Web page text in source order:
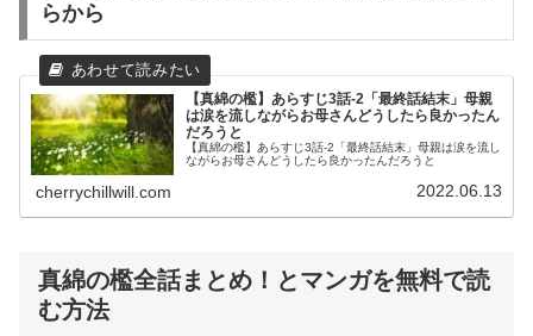
らから
【真綿の檻】あらすじ3話-2「最終話結末」母親
は涙を流しながらお母さんどうしたら良かったん
だろうと
【真綿の檻】あらすじ3話-2「最終話結末」母親は涙を流し
ながらお母さんどうしたら良かったんだろうと
cherrychillwill.com 2022.06.13
真綿の檻全話まとめ！とマンガを無料で読
む方法